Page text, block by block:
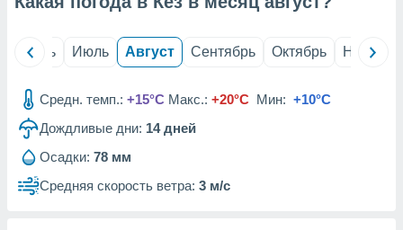
данных
Июнь Июль Август Сентябрь Октябрь Ноябрь
Средн. темп.: +15°C Макс.: +20°C Мин: +10°C
Дождливые дни: 14дней
Осадки: 78 мм
Средняя скорость ветра: 3 м/с